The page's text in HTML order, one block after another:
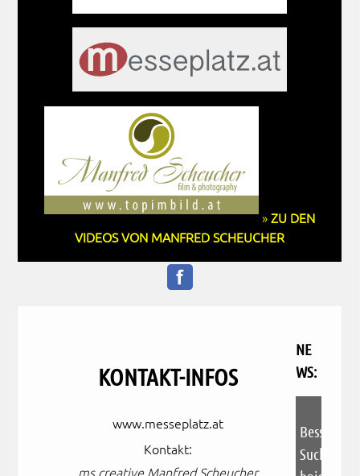
»ZU DEN
VIDEOS VON MANFRED SCHEUCHER
KONTAKT-INFOS
www.messeplatz.at
Kontakt:
ms creative Manfred Scheucher
NE
WS:
Bessere